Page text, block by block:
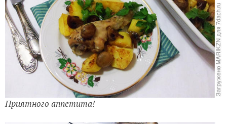
Приятного аппетита!